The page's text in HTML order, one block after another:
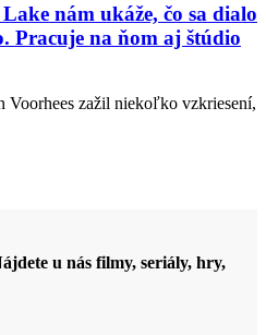
nám ukáže, čo sa dialo
Pracuje na ňom aj štúdio
Voorhees zažil niekoľko vzkriesení,
u nás filmy, seriály, hry,